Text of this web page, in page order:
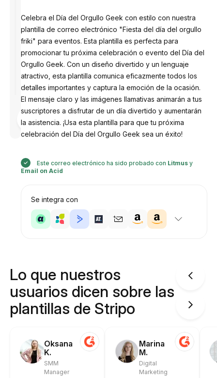
Diseñado
por
Anastasiia
Celebra el Día del Orgullo Geek con estilo con nuestra
plantilla de correo electrónico "Fiesta del día del orgullo
friki" para eventos. Esta plantilla es perfecta para
promocionar tu próxima celebración o evento del Día del
Orgullo Geek. Con un diseño divertido y un lenguaje
atractivo, esta plantilla comunica eficazmente todos los
detalles importantes y captura la emoción de la ocasión.
El mensaje claro y las imágenes llamativas animarán a tus
suscriptores a disfrutar de un día divertido y aumentarán
la asistencia. ¡Usa esta plantilla para que tu próxima
celebración del Día del Orgullo Geek sea un éxito!
Este correo electrónico ha sido probado con Litmus y
Email on Acid
Se integra con
Lo que nuestros
usuarios dicen sobre las
plantillas de Stripo
Oksana
K.
SMM
Manager
Marina
M.
Digital
Marketing